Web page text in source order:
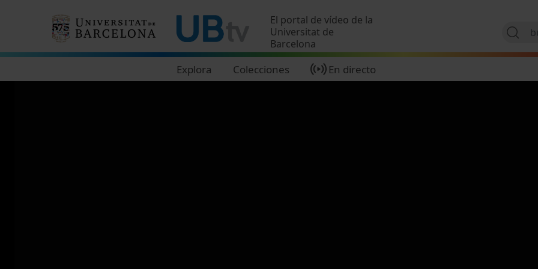
El portal de vídeo de la
Universitat de
Barcelona
Explora Colecciones En directo